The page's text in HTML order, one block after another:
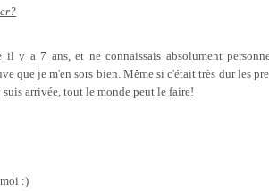
il y a 7 ans, et ne connaissais absolument
que je m'en sors bien. Même si c'était très dur les
arrivée, tout le monde peut le faire!
:)